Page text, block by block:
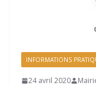
INFORMATIONS
24 avril 2020